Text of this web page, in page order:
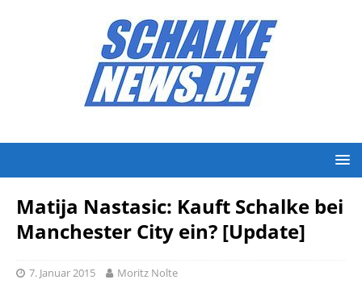
Matija Nastasic: Kauft Schalke bei
Manchester City ein? [Update]
7. Januar 2015 Moritz Nolte